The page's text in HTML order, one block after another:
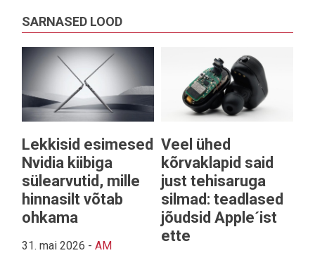
SARNASED LOOD
Lekkisid esimesed
Nvidia kiibiga
sülearvutid, mille
hinnasilt võtab
ohkama
31. mai 2026 - AM
Veel ühed
kõrvaklapid said
just tehisaruga
silmad: teadlased
jõudsid Apple´ist
ette